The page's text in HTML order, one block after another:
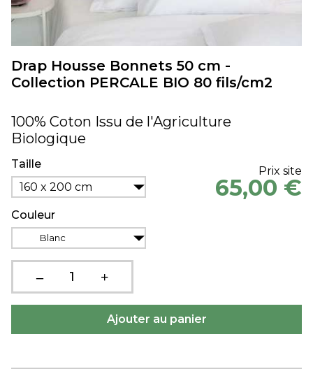
Drap Housse Bonnets 50 cm -
Collection PERCALE BIO 80 fils/cm2
100% Coton Issu de l'Agriculture
Biologique
Taille
160 x 200 cm
Couleur
Blanc
Prix site
65,00 €